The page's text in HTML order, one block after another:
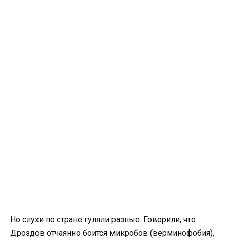
Но слухи по стране гуляли разные. Говорили, что
Дроздов отчаянно боится микробов (верминофобия),